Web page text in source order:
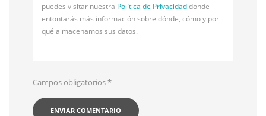
puedes visitar nuestra Política de Privacidaddonde
entontarás más información sobre dónde, cómo y por
qué almacenamos sus datos.
Campos obligatorios*